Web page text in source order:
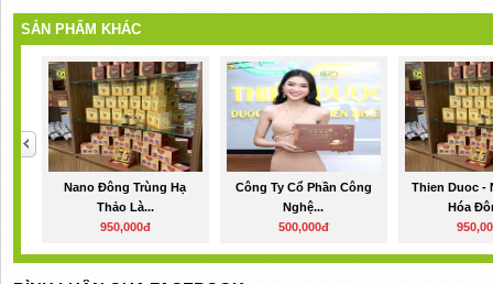
SẢN PHẨM KHÁC
Nano Đông Trùng Hạ
Thảo Là...
950,000đ
Công Ty Cổ Phần Công
Nghệ...
500,000đ
Thien Duoc -
Hóa